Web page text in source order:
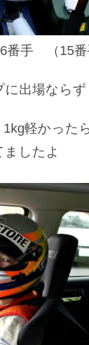
番手 （15番
出場なら
軽かった
したよ